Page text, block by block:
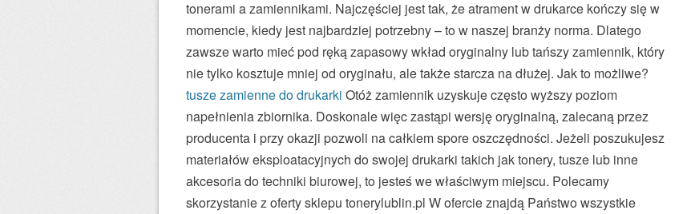
tonerami a zamiennikami. Najczęściej jest tak, że atrament w drukarce kończy się w
momencie, kiedy jest najbardziej potrzebny – to w naszej branży norma. Dlatego
zawsze warto mieć pod ręką zapasowy wkład oryginalny lub tańszy zamiennik, który
nie tylko kosztuje mniej od oryginału, ale także starcza na dłużej. Jak to możliwe?
tusze zamienne do drukarki Otóż zamiennik uzyskuje często wyższy poziom
napełnienia zbiornika. Doskonale więc zastąpi wersję oryginalną, zalecaną przez
producenta i przy okazji pozwoli na całkiem spore oszczędności. Jeżeli poszukujesz
materiałów eksploatacyjnych do swojej drukarki takich jak tonery, tusze lub inne
akcesoria do techniki biurowej, to jesteś we właściwym miejscu. Polecamy
skorzystanie z oferty sklepu tonerylublin.pl W ofercie znajdą Państwo wszystkie